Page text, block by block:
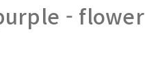
- flower